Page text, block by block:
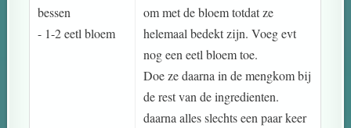
bessen
- 1-2 eetl bloem
om met de bloem totdat ze
helemaal bedekt zijn. Voeg evt
nog een eetl bloem toe.
Doe ze daarna in de mengkom bij
de rest van de ingredienten.
daarna alles slechts een paar keer